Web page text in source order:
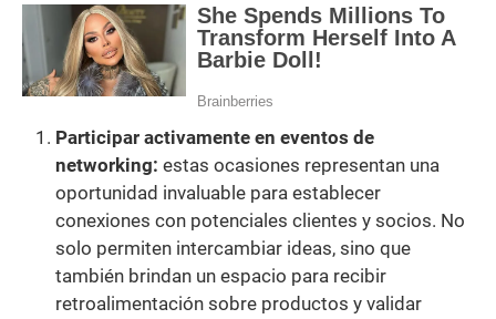
Participar activamente en eventos de
networking: estas ocasiones representan una
oportunidad invaluable para establecer
conexiones con potenciales clientes y socios. No
solo permiten intercambiar ideas, sino que
también brindan un espacio para recibir
retroalimentación sobre productos y validar